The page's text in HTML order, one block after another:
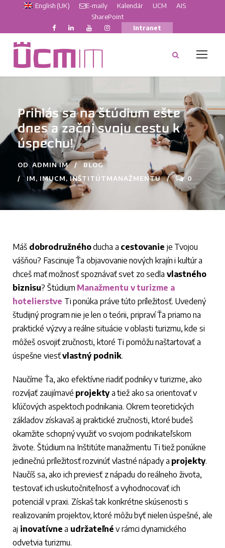
English (UK) E-maily Kalendár UCM
AIS
SharePoint
Intranet
Prihlás sa na štúdium ešte
dnes a začni svoju cestu k
úspechu!
OD ADMIN IM
BLOG
IM, IMUCM, INŠTITÚTMANAŽMENTU 0
Máš dobrodružnéhoducha a cestovanie je Tvojou
vášňou? Fascinuje Ťa objavovanie nových krajín i kultúr a
chceš mať možnosť spoznávať svet zo sedla vlastného
biznisu? Štúdium Manažmentu v turizme a
hotelierstve Ti ponúka práve túto príležitosť. Uvedený
študijný program nie je len o teórii, pripraví Ťa priamo na
praktické výzvy a reálne situácie v oblasti turizmu, kde si
môžeš osvojiť zručnosti, ktoré Ti pomôžu naštartovať a
úspešne viesťvlastný podnik.
Naučíme Ťa, ako efektívne riadiť podniky v turizme, ako
rozvíjať zaujímavé projektya tiež ako sa orientovať v
kľúčových aspektoch podnikania. Okrem teoretických
základov získavaš aj praktické zručnosti, ktoré budeš
okamžite schopný využiť vo svojom podnikateľskom
živote. Štúdium na Inštitúte manažmentu Ti tiež ponúkne
jedinečnú príležitosť rozvinúť vlastné nápady a projekty.
Naučíš sa, ako ich previesť z nápadu do reálneho života,
testovať ich uskutočniteľnosť a vyhodnocovať ich
potenciál v praxi. Získaš tak konkrétne skúsenosti s
realizovaním projektov, ktoré môžu byť nielen úspešné, ale
aj inovatívne a udržateľné v rámci dynamického
odvetvia turizmu.